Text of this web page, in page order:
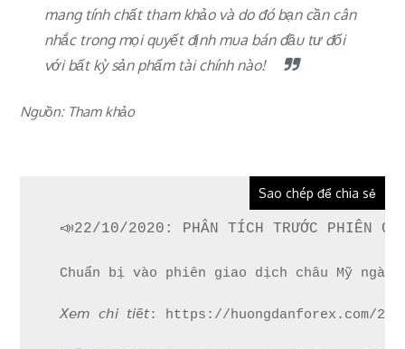
mang tính chất tham khảo và do đó bạn cần cân
nhắc trong mọi quyết định mua bán đầu tư đối
với bất kỳ sản phẩm tài chính nào!
Nguồn: Tham khảo
Sao chép để chia sẻ
📣22/10/2020: PHÂN TÍCH TRƯỚC PHIÊN
Chuẩn bị vào phiên giao dịch châu Mỹ
𝘟𝘦𝘮 𝘤𝘩𝘪 𝘵𝘪ế𝘵: https://huongdanforex.com/